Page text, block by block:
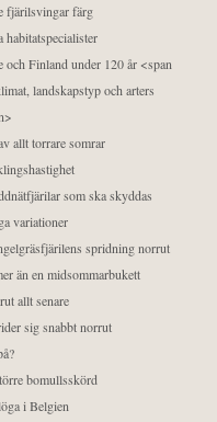
fjärilsvingar färg
Finland under 120 år <span
landskapstyp och arters
allt torrare somrar
som ska skyddas
variationer
spridning norrut
än en midsommarbukett
allt senare
sig snabbt norrut
bomullsskörd
i Belgien